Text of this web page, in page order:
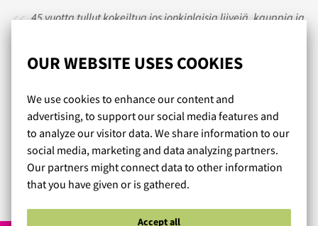
OUR WEBSITE USES COOKIES
We use cookies to enhance our content and
advertising, to support our social media features and
to analyze our visitor data. We share information to our
social media, marketing and data analyzing partners.
Our partners might connect data to other information
that you have given or is gathered.
Accept all
45 vuotta tullut kokeiltua jos jonkinlaisia liivejä, kauppja ja
joka suositteli minulle Lumingerien valikoimaa.
villejäkin kuoseja ja riittävästi kokoja aina sinne O/95 asti,
niin se olis huippua. Samoin noissa urheiluliiveissä voisi olla
O/95 tarjolla.
Palvelu saa täyden kympin ja noi sydämet päälle.